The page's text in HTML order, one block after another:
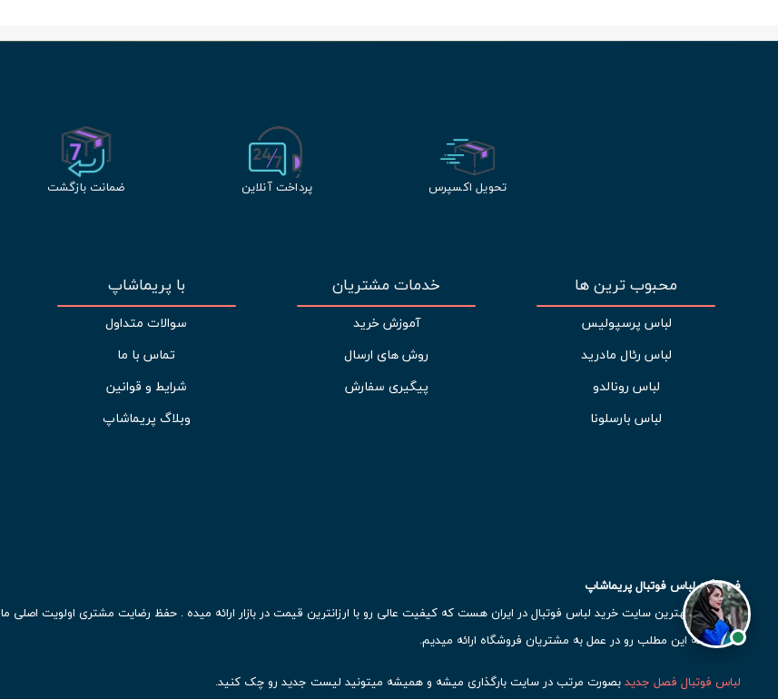
تحویل اکسپرس پرداخت آنلاین ضمانت بازگشت
محبوب ترین ها
لباس پرسپولیس
لباس رئال مادرید
لباس رونالدو
لباس بارسلونا
خدمات مشتریان
آموزش خرید
روش های ارسال
پیگیری سفارش
با پریماشاپ
سوالات متداول
تماس با ما
شرایط و قوانین
وبلاگ پریماشاپ
فروشگاه لباس فوتبال پریماشاپ
پریماشاپ بهترین سایت خرید لباس فوتبال در ایران هست که کیفیت عالی رو با ارزانترین قیمت در بازار ارائه میده . حفظ رضایت مشتری اولویت اصلی ما
هست، که این مطلب رو در عمل به مشتریان فروشگاه ارائه میدیم.
لباس فوتبال فصل جدیدبصورت مرتب در سایت بارگذاری میشه و همیشه میتونید لیست جدید رو چک کنید.